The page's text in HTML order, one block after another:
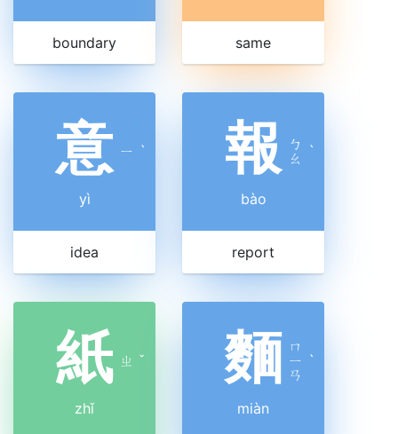
boundary same
意 ㄧ ˋ
yì
idea
報
ㄅ
ㄠ ˋ
bào
report
紙 ㄓ ˇ
zhǐ
麵 ㄇ
ㄧ
ㄢ
ˋ
miàn